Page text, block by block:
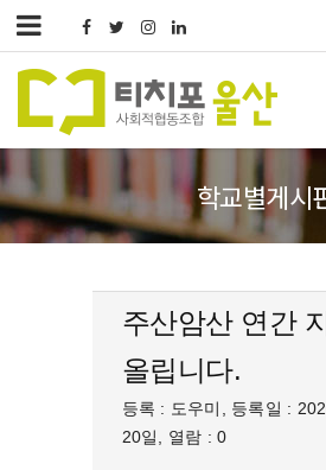
학교별게시
주산암산 연간
올립니다.
등록 : 도우미, 등록일 :
20일, 열람 : 0